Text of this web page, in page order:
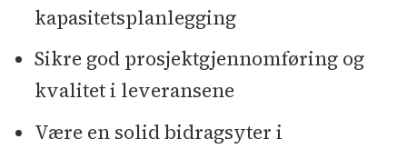
kapasitetsplanlegging
Sikre god prosjektgjennomføring og
kvalitet i leveransene
Være en solid bidragsyter i